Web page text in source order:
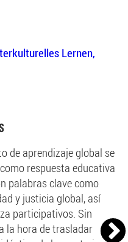
Lernen
de aprendizaje global se
respuesta educativa
palabras clave como
y justicia global, así
participativos. Sin
la hora de trasladar